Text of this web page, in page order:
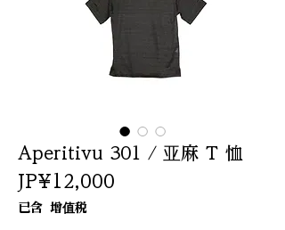
Aperitivu 301 / 亚麻 T 恤
JP¥12,000
已含 增值税